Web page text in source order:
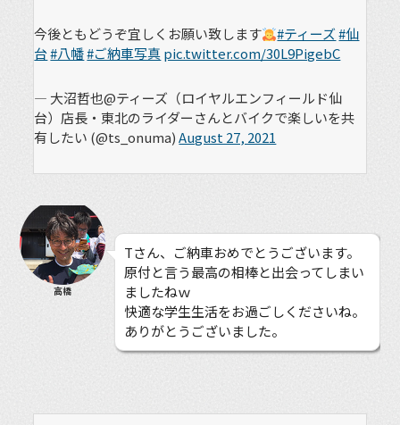
今後ともどうぞ宜しくお願い致します #ティーズ#仙
台#八幡#ご納車写真pic.twitter.com/30L9PigebC
— 大沼哲也@ティーズ（ロイヤルエンフィールド仙
台）店長・東北のライダーさんとバイクで楽しいを共
有したい (@ts_onuma)August 27, 2021
高橋
Tさん、ご納車おめでとうございます。
原付と言う最高の相棒と出会ってしまい
ましたねｗ
快適な学生生活をお過ごしくださいね。
ありがとうございました。